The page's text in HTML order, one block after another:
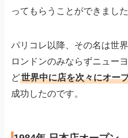
ってもらうことができました
パリコレ以降、その名は世
ロンドンのみならずニュー
ど世界中に店を次々にオー
成功したのです。